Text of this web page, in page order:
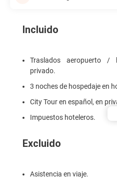
Incluido
Traslados aeropuerto
privado.
3 noches de hospedaje en
City Tour en español, en
Impuestos hoteleros.
Excluido
Asistencia en viaje.